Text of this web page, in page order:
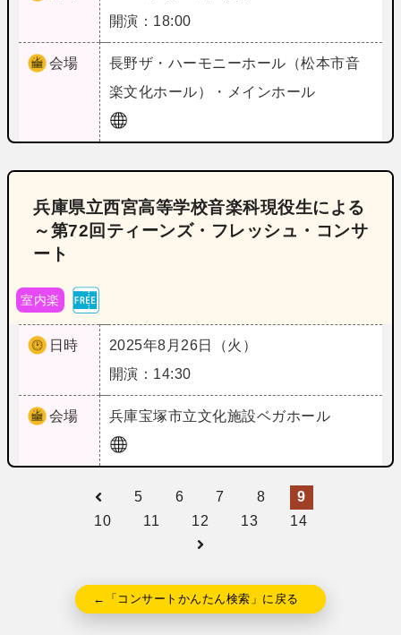
開演：18:00
会場 長野ザ・ハーモニーホール（松本市音
楽文化ホール）・メインホール
兵庫県立西宮高等学校音楽科現役生による
～第72回ティーンズ・フレッシュ・コンサ
ート
室内楽
日時
2025年8月26日（火）
開演：14:30
会場 兵庫宝塚市立文化施設ベガホール
5 6 7 8
9
10
11 12 13 14
←「コンサートかんたん検索」に戻る